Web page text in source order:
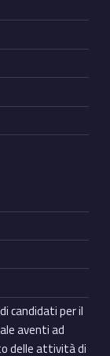
candidati per il
aventi ad
delle attività di